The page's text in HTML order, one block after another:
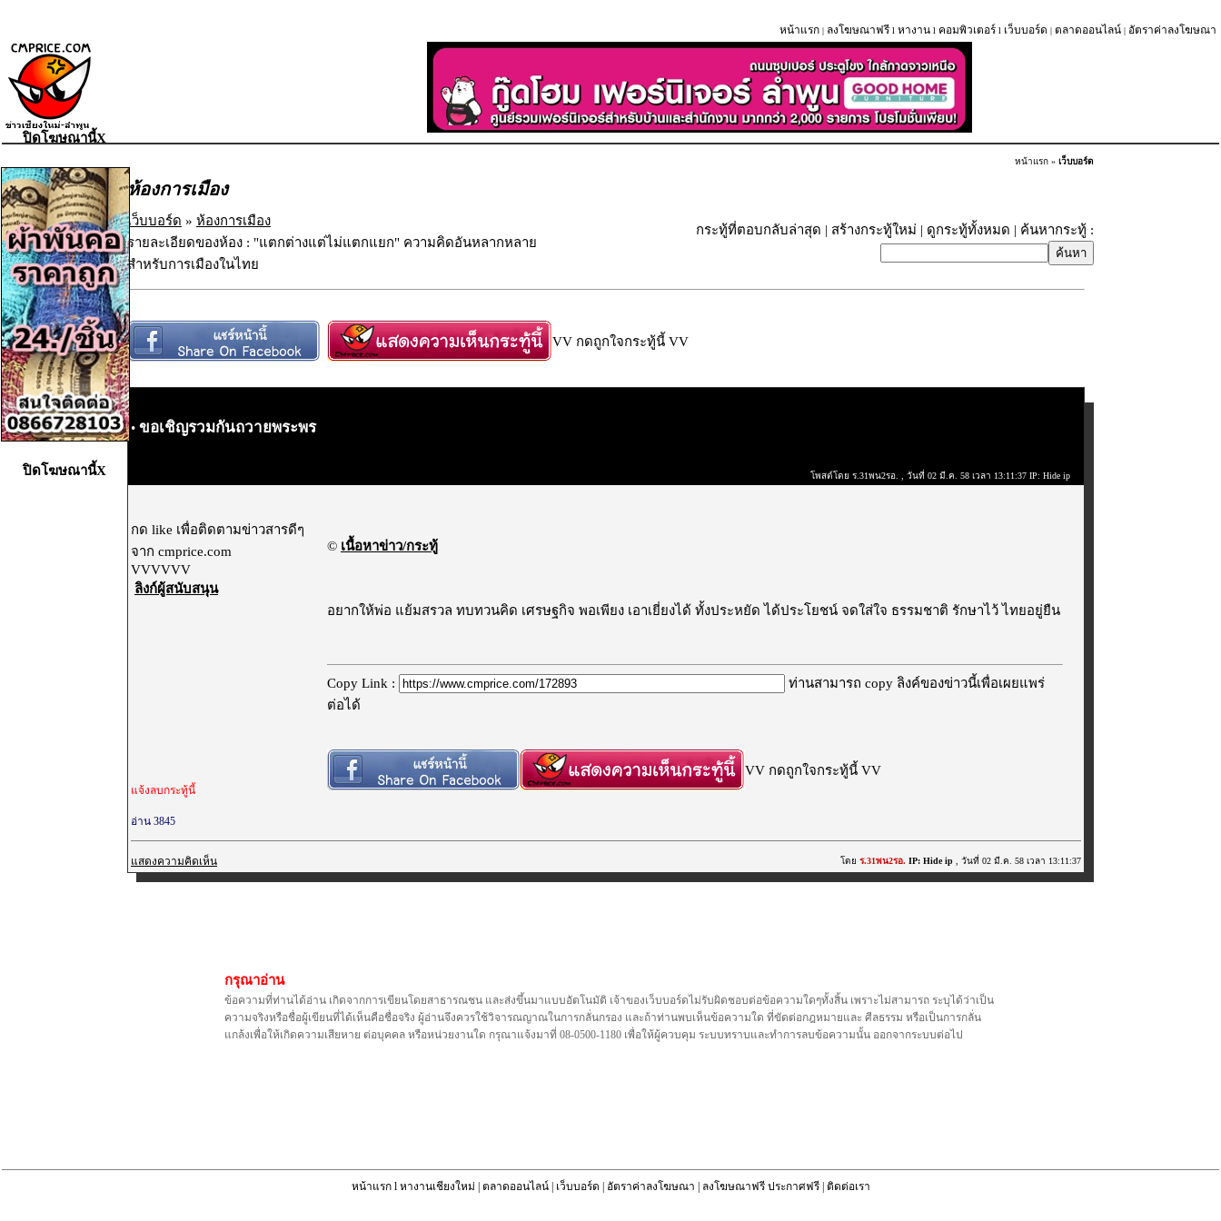
หน้าแรก | ลงโฆษณาฟรี l หางาน l คอมพิวเตอร์ l เว็บบอร์ด | ตลาดออนไลน์ | อัตราค่าลงโฆษณา
หน้าแรก » เว็บบอร์ด
ห้องการเมือง
เว็บบอร์ด » ห้องการเมือง
รายละเอียดของห้อง : "แตกต่างแต่ไม่แตกแยก" ความคิดอันหลากหลาย
สำหรับการเมืองในไทย
กระทู้ที่ตอบกลับล่าสุด | สร้างกระทู้ใหม่ | ดูกระทู้ทั้งหมด | ค้นหากระทู้ :
VV กดถูกใจกระทู้นี้ VV
• ขอเชิญรวมกันถวายพระพร
โพสต์โดย ร.31พน2รอ. , วันที่ 02 มี.ค. 58 เวลา 13:11:37 IP: Hide ip
กด like เพื่อติดตามข่าวสารดีๆ
จาก cmprice.com
VVVVVV
ลิงก์ผู้สนับสนุน
© เนื้อหาข่าว/กระทู้
อยากให้พ่อ แย้มสรวล ทบทวนคิด เศรษฐกิจ พอเพียง เอาเยี่ยงได้ ทั้งประหยัด ได้ประโยชน์ จดใส่ใจ ธรรมชาติ รักษาไว้ ไทยอยู่ยืน
Copy Link :
ท่านสามารถ copy ลิงค์ของข่าวนี้เพื่อเผยแพร่
ต่อได้
VV กดถูกใจกระทู้นี้ VV
แจ้งลบกระทู้นี้
อ่าน 3845
แสดงความคิดเห็น โดย ร.31พน2รอ. IP: Hide ip , วันที่ 02 มี.ค. 58 เวลา 13:11:37
กรุณาอ่าน
ข้อความที่ท่านได้อ่าน เกิดจากการเขียนโดยสาธารณชน และส่งขึ้นมาแบบอัตโนมัติ เจ้าของเว็บบอร์ดไม่รับผิดชอบต่อข้อความใดๆทั้งสิ้น เพราะไม่สามารถ ระบุได้ว่าเป็น
ความจริงหรือชื่อผู้เขียนที่ได้เห็นคือชื่อจริง ผู้อ่านจึงควรใช้วิจารณญาณในการกลั่นกรอง และถ้าท่านพบเห็นข้อความใด ที่ขัดต่อกฎหมายและ ศีลธรรม หรือเป็นการกลั่น
แกล้งเพื่อให้เกิดความเสียหาย ต่อบุคคล หรือหน่วยงานใด กรุณาแจ้งมาที่ 08-0500-1180 เพื่อให้ผู้ควบคุม ระบบทราบและทำการลบข้อความนั้น ออกจากระบบต่อไป
ปิดโฆษณานี้X
ปิดโฆษณานี้X
หน้าแรกl หางานเชียงใหม่ | ตลาดออนไลน์| เว็บบอร์ด | อัตราค่าลงโฆษณา | ลงโฆษณาฟรี ประกาศฟรี| ติดต่อเรา